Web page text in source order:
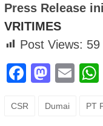
Press Release
VRITIMES
Post Views: 59
CSR Dumai PT